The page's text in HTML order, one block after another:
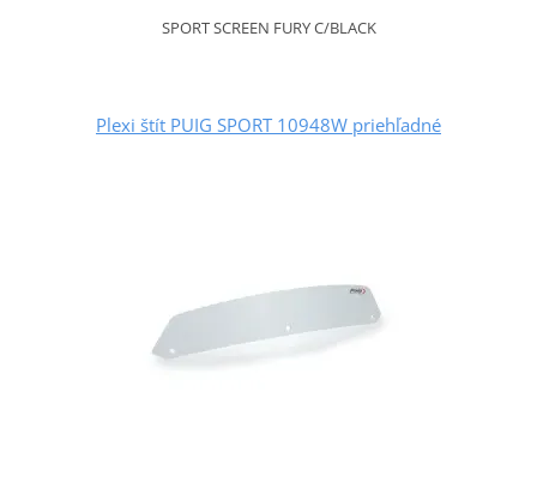
SPORT SCREEN FURY C/BLACK
Plexi štít PUIG SPORT 10948W priehľadné